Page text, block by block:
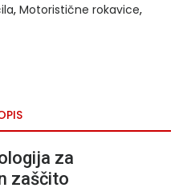
, Motoristične rokavice,
za
zaščito